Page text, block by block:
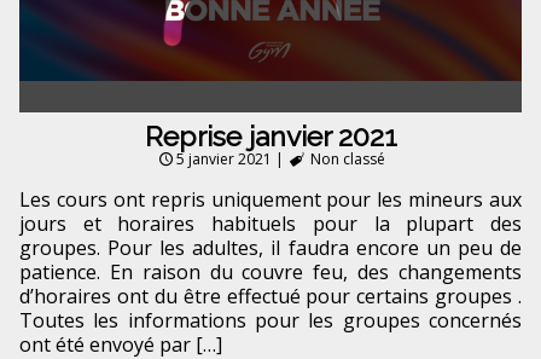
Reprise janvier 2021
5 janvier 2021 | Non classé
Les cours ont repris uniquement pour les mineurs aux
jours et horaires habituels pour la plupart des
groupes. Pour les adultes, il faudra encore un peu de
patience. En raison du couvre feu, des changements
d’horaires ont du être effectué pour certains groupes .
Toutes les informations pour les groupes concernés
ont été envoyé par […]